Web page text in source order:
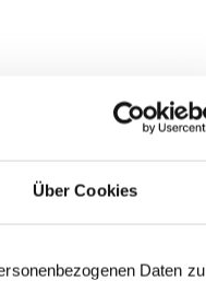
Über Cookies
Daten zu